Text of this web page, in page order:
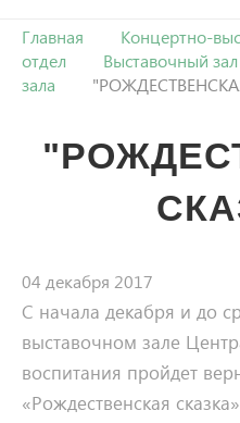
Главная
Концертно-
отдел
Выставочный зал
зала
04 декабря 2017
С начала декабря и до
выставочном зале
воспитания пройдет
«Рождественская